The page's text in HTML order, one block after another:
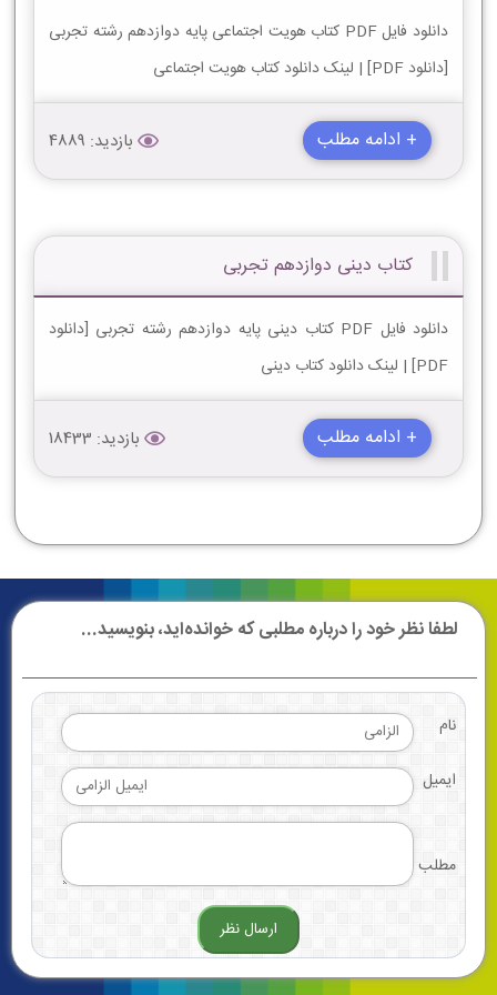
دانلود فایل PDF کتاب هویت اجتماعی پایه دوازدهم رشته تجربی
[دانلود PDF] | لینک دانلود کتاب هویت اجتماعی
+ ادامه مطلب بازدید: 4889
کتاب دینی دوازدهم تجربی
دانلود فایل PDF کتاب دینی پایه دوازدهم رشته تجربی [دانلود
PDF] | لینک دانلود کتاب دینی
+ ادامه مطلب بازدید: 18433
لطفا نظر خود را درباره مطلبی که خوانده‌اید، بنویسید...
نام
ایمیل
مطلب